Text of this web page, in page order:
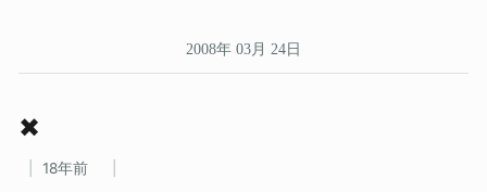
2008年 03月 24日
✖
18年前